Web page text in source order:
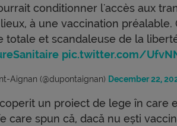
conditionner l'accès aux
à une vaccination préalable.
totale et scandaleuse de la
pic.twitter.com/
Aignan (@dupontaignan) December 22,
un proiect de lege în care
care spun că, dacă nu ești